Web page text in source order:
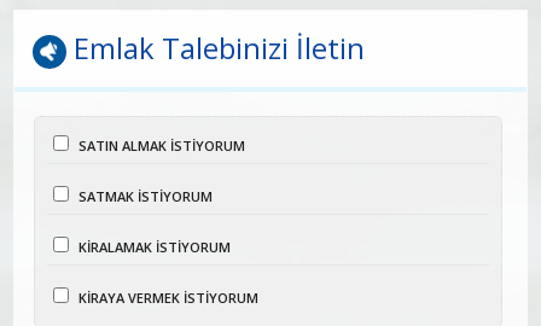
Emlak Talebinizi İletin
SATIN ALMAK İSTİYORUM
SATMAK İSTİYORUM
KİRALAMAK İSTİYORUM
KİRAYA VERMEK İSTİYORUM